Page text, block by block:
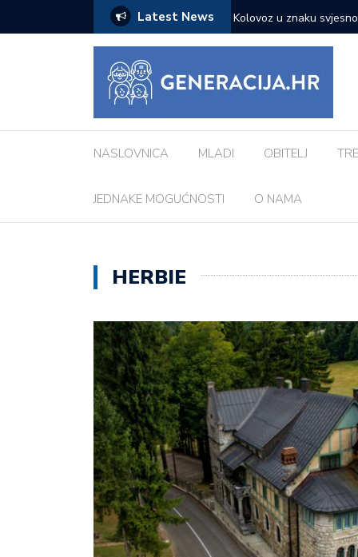
Latest News
je ključno za uspješno liječenje Kad umjetnost stane
NASLOVNICA MLADI OBITELJ
JEDNAKE MOGUĆNOSTI O NAMA
HERBIE